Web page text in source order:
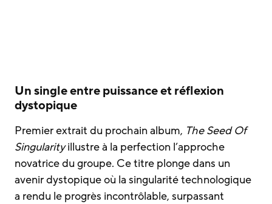
Un single entre puissance et réflexion
dystopique
Premier extrait du prochain album, The Seed Of
Singularityillustre à la perfection l’approche
novatrice du groupe. Ce titre plonge dans un
avenir dystopique où la singularité technologique
a rendu le progrès incontrôlable, surpassant